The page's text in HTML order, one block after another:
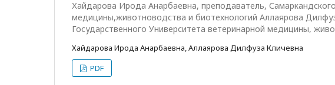
Хайдарова Ирода Анарбаевна, преподаватель,
медицины,животноводства и биотехнологий Аллаярова
Государственного Университета ветеринарной медицины,
Хайдарова Ирода Анарбаевна, Аллаярова Дилфуза Кличевна
PDF